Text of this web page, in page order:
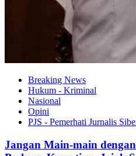
Breaking News
Hukum - Kriminal
Nasional
Opini
PJS - Pemerhati Jurnalis
Jangan Main-main